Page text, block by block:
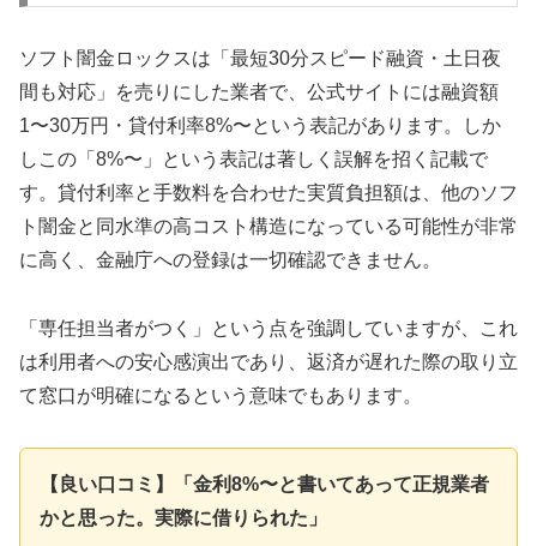
ソフト闇金ロックスは「最短30分スピード融資・土日夜
間も対応」を売りにした業者で、公式サイトには融資額
1〜30万円・貸付利率8%〜という表記があります。しか
しこの「8%〜」という表記は著しく誤解を招く記載で
す。貸付利率と手数料を合わせた実質負担額は、他のソフ
ト闇金と同水準の高コスト構造になっている可能性が非常
に高く、金融庁への登録は一切確認できません。
「専任担当者がつく」という点を強調していますが、これ
は利用者への安心感演出であり、返済が遅れた際の取り立
て窓口が明確になるという意味でもあります。
【良い口コミ】「金利8%〜と書いてあって正規業者
かと思った。実際に借りられた」